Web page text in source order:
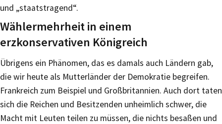
und „staatstragend“.
Wählermehrheit in einem
erzkonservativen Königreich
Übrigens ein Phänomen, das es damals auch Ländern gab,
die wir heute als Mutterländer der Demokratie begreifen.
Frankreich zum Beispiel und Großbritannien. Auch dort taten
sich die Reichen und Besitzenden unheimlich schwer, die
Macht mit Leuten teilen zu müssen, die nichts besaßen und